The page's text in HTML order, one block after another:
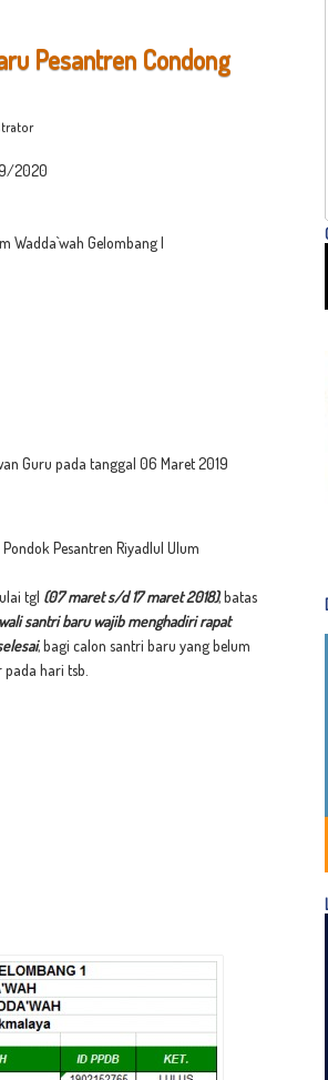
Pesantren Condong
2020
Wadda`wah Gelombang I
Guru pada tanggal 06 Maret 2019
Pesantren Riyadlul Ulum
tgl (07 maret s/d 17 maret 2018), batas
santri baru wajib menghadiri rapat
, bagi calon santri baru yang belum
pada hari tsb.